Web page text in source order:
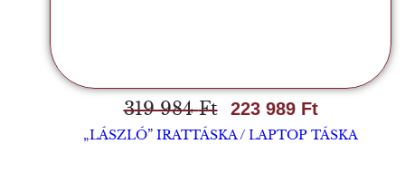
319 984Ft 223 989 Ft
„LÁSZLÓ” IRATTÁSKA / LAPTOP TÁSKA